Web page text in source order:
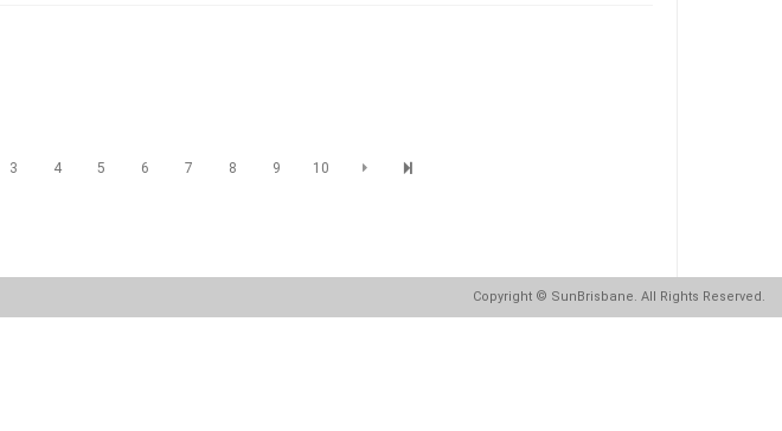
3 4 5 6 7 8 9 10
Copyright © SunBrisbane. All Rights Reserved.